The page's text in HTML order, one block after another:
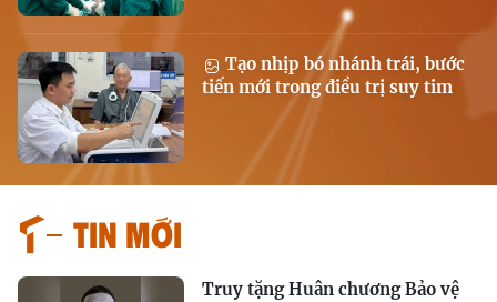
Tạo nhịp bó nhánh trái, bước
tiến mới trong điều trị suy tim
Tin mới
Truy tặng Huân chương Bảo vệ